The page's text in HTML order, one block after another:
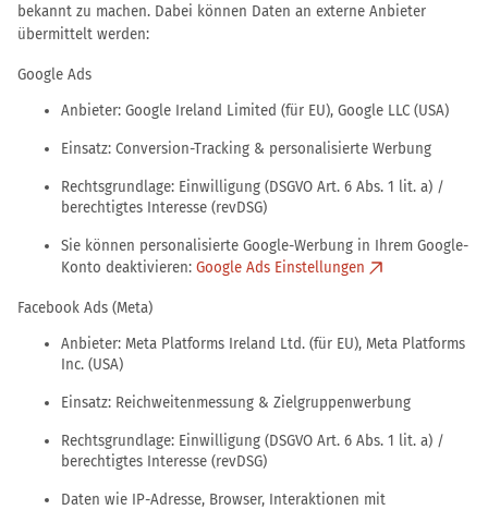
bekannt zu machen. Dabei können Daten an externe Anbieter
übermittelt werden:
Google Ads
Anbieter: Google Ireland Limited (für EU), Google LLC (USA)
Einsatz: Conversion-Tracking & personalisierte Werbung
Rechtsgrundlage: Einwilligung (DSGVO Art. 6 Abs. 1 lit. a) /
berechtigtes Interesse (revDSG)
Sie können personalisierte Google-Werbung in Ihrem Google-
Konto deaktivieren: Google Ads Einstellungen
Facebook Ads (Meta)
Anbieter: Meta Platforms Ireland Ltd. (für EU), Meta Platforms
Inc. (USA)
Einsatz: Reichweitenmessung & Zielgruppenwerbung
Rechtsgrundlage: Einwilligung (DSGVO Art. 6 Abs. 1 lit. a) /
berechtigtes Interesse (revDSG)
Daten wie IP-Adresse, Browser, Interaktionen mit